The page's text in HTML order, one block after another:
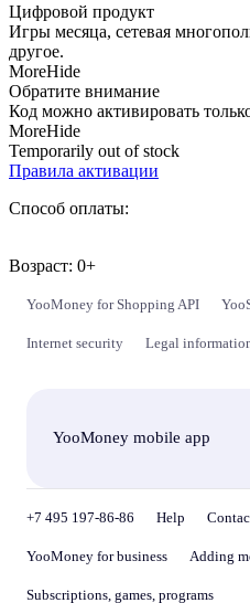
Цифровой продукт
Игры месяца, сетевая
другое.
MoreHide
Обратите внимание
Код можно активировать
MoreHide
Temporarily out of stock
Правила активации
Способ оплаты:
Возраст: 0+
YooMoney for Shopping API
Internet security Legal
YooMoney mobile app
+7 495 197-86-86 Help
YooMoney for business Adding
Subscriptions, games, programs